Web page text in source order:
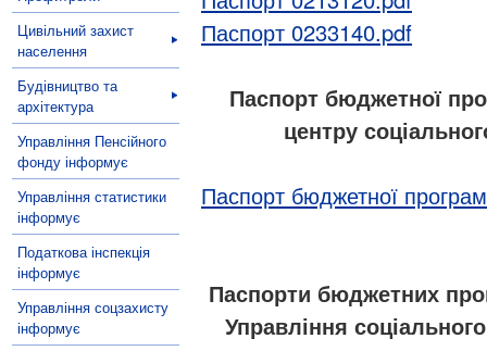
Цивільний захист
населення
Будівництво та
архітектура
Управління Пенсійного
фонду інформує
Управління статистики
інформує
Податкова інспекція
інформує
Управління соцзахисту
інформує
Паспорт 0233140.pdf
Паспорт бюджетної
центру
Паспорт бюджетної
Паспорти бюджетних
Управління